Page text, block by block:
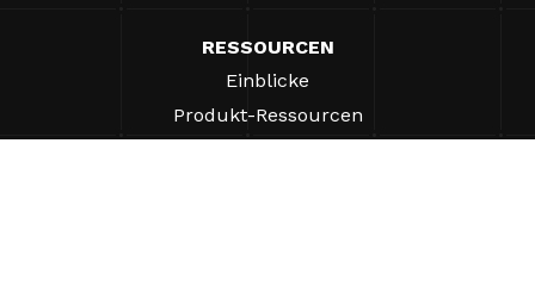
RESSOURCEN
Einblicke
Produkt-Ressourcen